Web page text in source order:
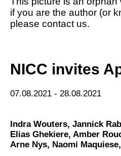
NICC invites
07.08.2021 - 28.08.2021
Indra Wouters, Jannick
Elias Ghekiere, Amber
Arne Nys, Naomi Maquiese,
if you are the author (or
please contact us.